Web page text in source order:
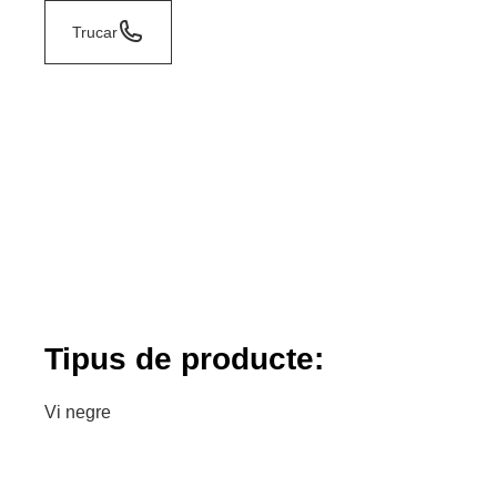
Trucar
Tipus de producte:
Vi negre